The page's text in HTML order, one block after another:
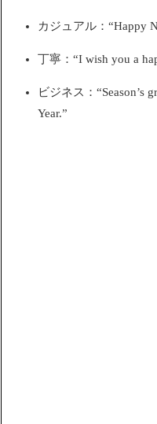
カジュアル：“Happy
丁寧：“I wish you a
ビジネス：“Season’s
Year.”